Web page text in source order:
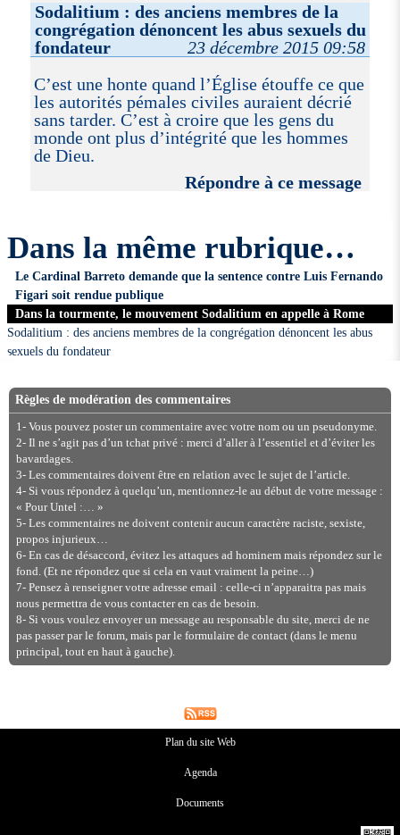
Sodalitium : des anciens membres de la
congrégation dénoncent les abus sexuels du
fondateur
23 décembre 2015 09:58
C’est une honte quand l’Église étouffe ce que
les autorités pémales civiles auraient décrié
sans tarder. C’est à croire que les gens du
monde ont plus d’intégrité que les hommes
de Dieu.
Répondre à ce message
Dans la même rubrique…
Le Cardinal Barreto demande que la sentence contre Luis Fernando
Figari soit rendue publique
Dans la tourmente, le mouvement Sodalitium en appelle à Rome
Sodalitium : des anciens membres de la congrégation dénoncent les abus
sexuels du fondateur
Règles de modération des commentaires
1- Vous pouvez poster un commentaire avec votre nom ou un pseudonyme.
2- Il ne s’agit pas d’un tchat privé : merci d’aller à l’essentiel et d’éviter les
bavardages.
3- Les commentaires doivent être en relation avec le sujet de l’article.
4- Si vous répondez à quelqu’un, mentionnez-le au début de votre message :
« Pour Untel :… »
5- Les commentaires ne doivent contenir aucun caractère raciste, sexiste,
propos injurieux…
6- En cas de désaccord, évitez les attaques ad hominem mais répondez sur le
fond. (Et ne répondez que si cela en vaut vraiment la peine…)
7- Pensez à renseigner votre adresse email : celle-ci n’apparaitra pas mais
nous permettra de vous contacter en cas de besoin.
8- Si vous voulez envoyer un message au responsable du site, merci de ne
pas passer par le forum, mais par le formulaire de contact (dans le menu
principal, tout en haut à gauche).
Plan du site Web
Agenda
Documents